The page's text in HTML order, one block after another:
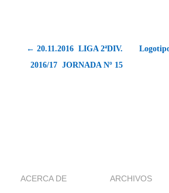
← 20.11.2016  LIGA 2ªDIV.
2016/17  JORNADA Nº 15
ACERCA DE ARCHIVOS